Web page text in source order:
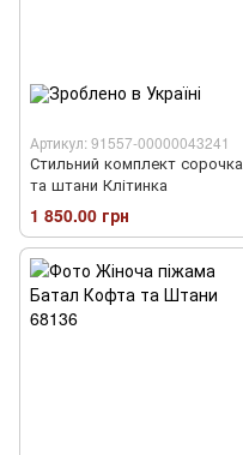
Артикул: 91557-00000043241
Стильний комплект сорочка
та штани Клітинка
1 850.00 грн